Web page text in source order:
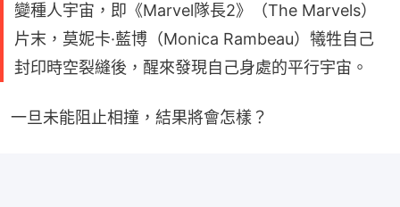
變種人宇宙，即《Marvel隊長2》（The Marvels）
片末，莫妮卡·藍博（Monica Rambeau）犧牲自己
封印時空裂縫後，醒來發現自己身處的平行宇宙。
一旦未能阻止相撞，結果將會怎樣？